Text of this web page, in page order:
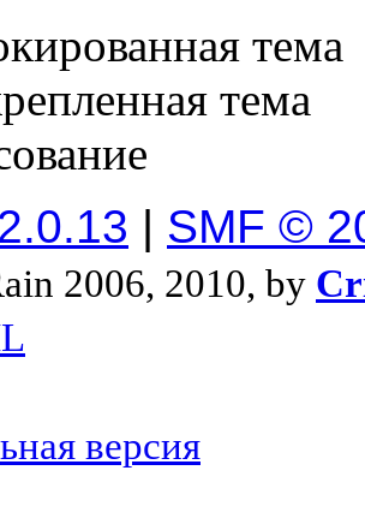
тема
тема
| SMF ©
2006, 2010, by
версия